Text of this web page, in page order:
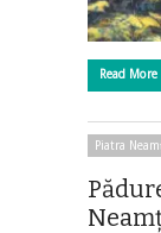
Read More
Piatra